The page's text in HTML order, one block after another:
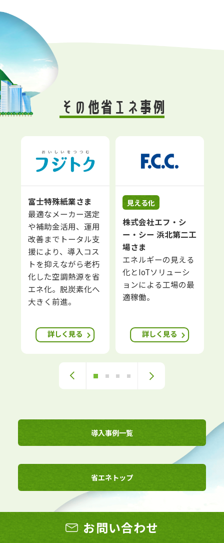
お問い合わせ
その他省エネ事例
富士特殊紙業さま
最適なメーカー選定
や補助金活用、運用
改善までトータル支
援により、導入コス
トを抑えながら老朽
化した空調熱源を省
エネ化。脱炭素化へ
大きく前進。
詳しく見る
見える化
株式会社エフ・シ
ー・シー 浜北第二工
場さま
エネルギーの見える
化とIoTソリューシ
ョンによる工場の最
適稼働。
詳しく見る
1 2 3 4
導入事例一覧
省エネトップ